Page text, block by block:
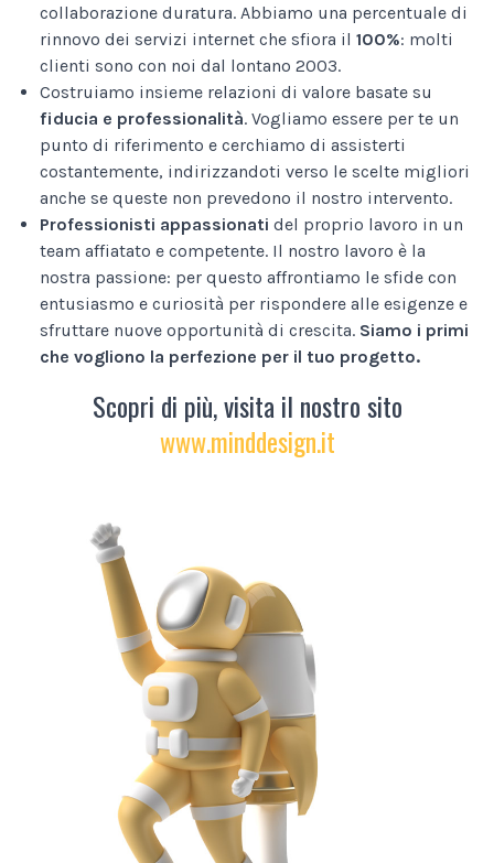
collaborazione duratura. Abbiamo una percentuale di
rinnovo dei servizi internet che sfiora il 100%: molti
clienti sono con noi dal lontano 2003.
Costruiamo insieme relazioni di valore basate su
fiducia e professionalità. Vogliamo essere per te un
punto di riferimento e cerchiamo di assisterti
costantemente, indirizzandoti verso le scelte migliori
anche se queste non prevedono il nostro intervento.
Professionisti appassionati del proprio lavoro in un
team affiatato e competente. Il nostro lavoro è la
nostra passione: per questo affrontiamo le sfide con
entusiasmo e curiosità per rispondere alle esigenze e
sfruttare nuove opportunità di crescita. Siamo i primi
che vogliono la perfezione per il tuo progetto.
Scopri di più, visita il nostro sito
www.minddesign.it